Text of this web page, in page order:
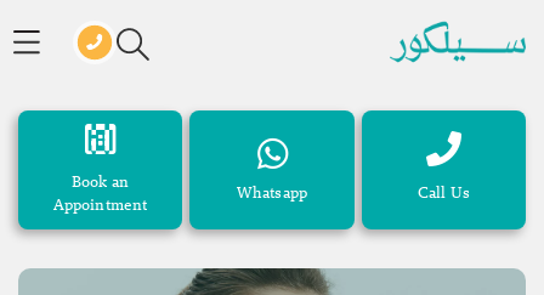
Call Us
Whatsapp
Book an
Appointment